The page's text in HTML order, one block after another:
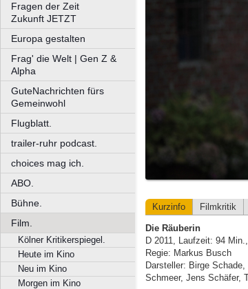
Fragen der Zeit
Zukunft JETZT
Europa gestalten
Frag' die Welt | Gen Z &
Alpha
GuteNachrichten fürs
Gemeinwohl
Flugblatt.
trailer-ruhr podcast.
choices mag ich.
ABO.
Bühne.
Film.
Kölner Kritikerspiegel.
Heute im Kino
Neu im Kino
Morgen im Kino
Kurzinfo Filmkritik
Die Räuberin
D 2011, Laufzeit: 94
Regie: Markus Busch
Darsteller: Birge
Schmeer, Jens Schäfer,